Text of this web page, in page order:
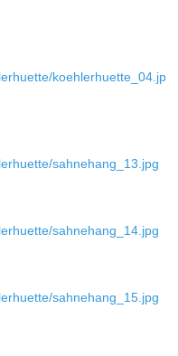
koehlerhuette_04.jp
sahnehang_13.jpg
sahnehang_14.jpg
sahnehang_15.jpg